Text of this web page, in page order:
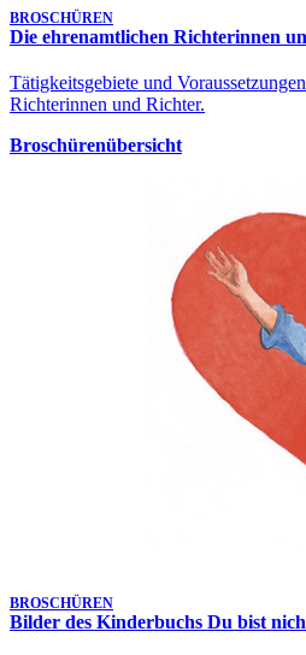
BROSCHÜREN
Die ehrenamtlichen Richterinnen
Tätigkeitsgebiete und
Richterinnen und Richter.
Broschürenübersicht
BROSCHÜREN
Bilder des Kinderbuchs Du bist